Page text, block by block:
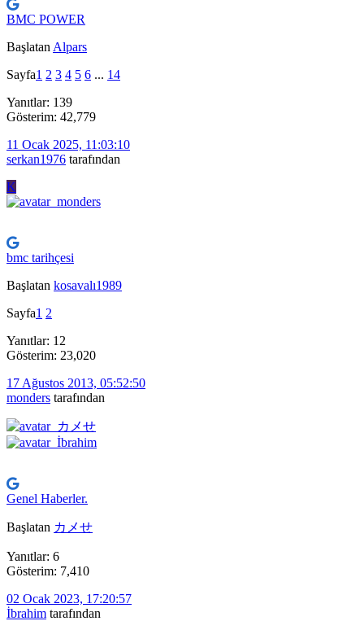
BMC POWER
Başlatan Alpars
Sayfa1 2 3 4 5 6 ... 14
Yanıtlar: 139
Gösterim: 42,779
11 Ocak 2025, 11:03:10
serkan1976 tarafından
K
bmc tarihçesi
Başlatan kosavalı1989
Sayfa1 2
Yanıtlar: 12
Gösterim: 23,020
17 Ağustos 2013, 05:52:50
monders tarafından
Genel Haberler.
Başlatan カメせ
Yanıtlar: 6
Gösterim: 7,410
02 Ocak 2023, 17:20:57
İbrahim tarafından